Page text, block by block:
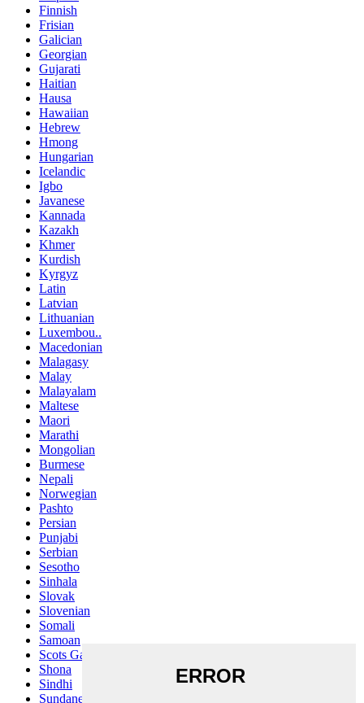
Finnish
Frisian
Galician
Georgian
Gujarati
Haitian
Hausa
Hawaiian
Hebrew
Hmong
Hungarian
Icelandic
Igbo
Javanese
Kannada
Kazakh
Khmer
Kurdish
Kyrgyz
Latin
Latvian
Lithuanian
Luxembou..
Macedonian
Malagasy
Malay
Malayalam
Maltese
Maori
Marathi
Mongolian
Burmese
Nepali
Norwegian
Pashto
Persian
Punjabi
Serbian
Sesotho
Sinhala
Slovak
Slovenian
Somali
Samoan
Scots Gaelic
Shona
Sindhi
Sundanese